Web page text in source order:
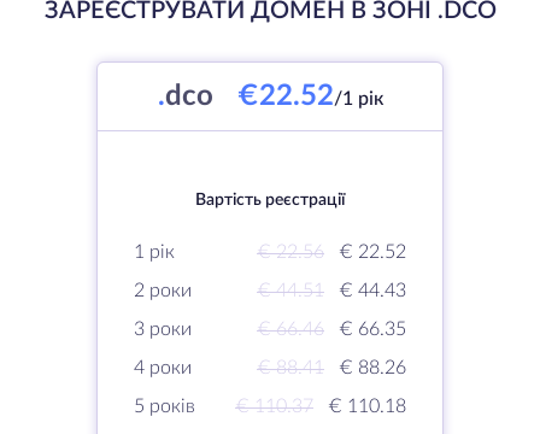
ЗАРЕЄСТРУВАТИ ДОМЕН В ЗОНІ .DCO
.dco €22.52/1 рік
Вартість реєстрації
1 рік € 22.56
€ 22.52
2 роки
€ 44.51
€ 44.43
3 роки
€ 66.46
€ 66.35
4 роки
€ 88.41
€ 88.26
5 років
€ 110.37
€ 110.18